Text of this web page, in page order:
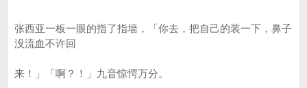
张西亚一板一眼的指了指墙，「你去，把自己的装一下，鼻子
没流血不许回
来！」「啊？！」九音惊愕万分。